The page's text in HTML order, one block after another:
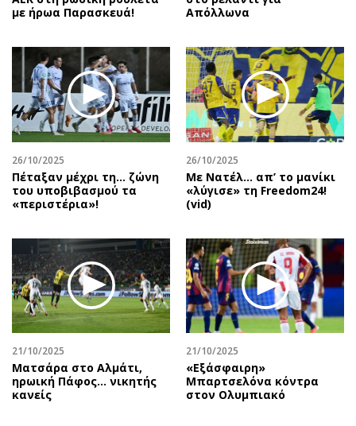
με ήρωα Παρασκευά!
Απόλλωνα
26/10/2025
Πέταξαν μέχρι τη… ζώνη
του υποβιβασμού τα
«περιστέρια»!
26/10/2025
Με Νατέλ… απ’ το μανίκι
«λύγισε» τη Freedom24!
(vid)
21/10/2025
Ματσάρα στο Αλμάτι,
ηρωική Πάφος… νικητής
κανείς
21/10/2025
«Εξάσφαιρη»
Μπαρτσελόνα κόντρα
στον Ολυμπιακό